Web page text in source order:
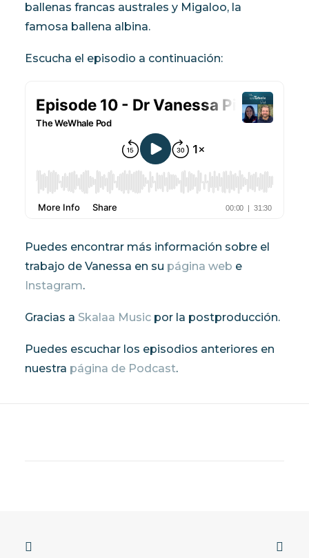
ballenas francas australes y Migaloo, la
famosa ballena albina.
Escucha el episodio a continuación:
Puedes encontrar más información sobre el
trabajo de Vanessa en su página web e
Instagram.
Gracias a Skalaa Music por la postproducción.
Puedes escuchar los episodios anteriores en
nuestra página de Podcast.